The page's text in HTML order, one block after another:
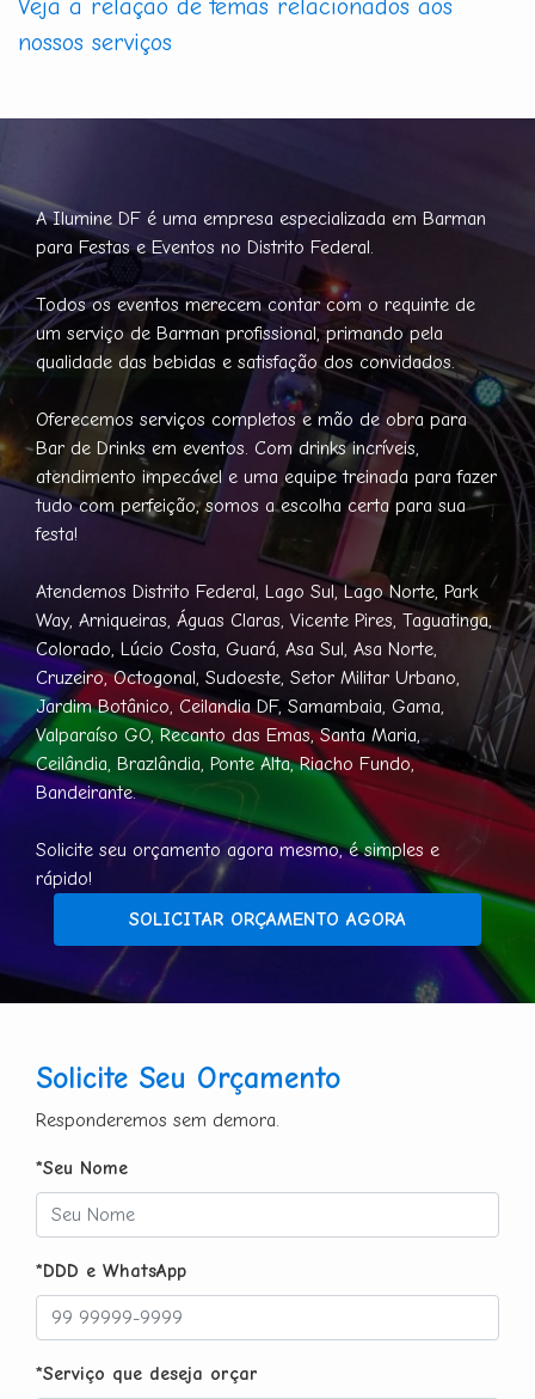
Veja a relação de temas relacionados aos
nossos serviços
A Ilumine DF é uma empresa especializada em Barman
para Festas e Eventos no Distrito Federal.
Todos os eventos merecem contar com o requinte de
um serviço de Barman profissional, primando pela
qualidade das bebidas e satisfação dos convidados.
Oferecemos serviços completos e mão de obra para
Bar de Drinks em eventos. Com drinks incríveis,
atendimento impecável e uma equipe treinada para fazer
tudo com perfeição, somos a escolha certa para sua
festa!
Atendemos Distrito Federal, Lago Sul, Lago Norte, Park
Way, Arniqueiras, Águas Claras, Vicente Pires, Taguatinga,
Colorado, Lúcio Costa, Guará, Asa Sul, Asa Norte,
Cruzeiro, Octogonal, Sudoeste, Setor Militar Urbano,
Jardim Botânico, Ceilandia DF, Samambaia, Gama,
Valparaíso GO, Recanto das Emas, Santa Maria,
Ceilândia, Brazlândia, Ponte Alta, Riacho Fundo,
Bandeirante.
Solicite seu orçamento agora mesmo, é simples e
rápido!
SOLICITAR ORÇAMENTO AGORA
Solicite Seu Orçamento
Responderemos sem demora.
*Seu Nome
*DDD e WhatsApp
*Serviço que deseja orçar